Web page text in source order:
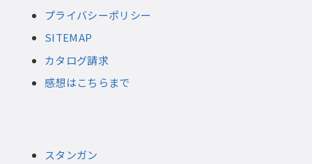
プライバシーポリシー
SITEMAP
カタログ請求
感想はこちらまで
スタンガン